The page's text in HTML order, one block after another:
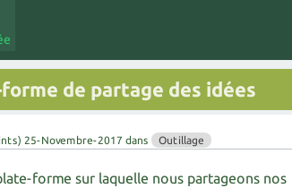
de partage des idées
25-Novembre-2017 dans Outillage
forme sur laquelle nous partageons nos